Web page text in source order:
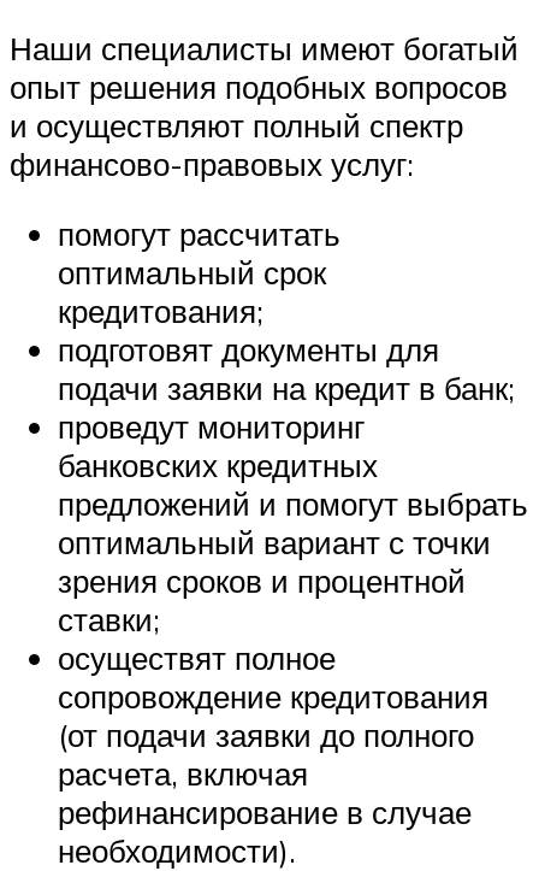
Наши специалисты имеют богатый
опыт решения подобных вопросов
и осуществляют полный спектр
финансово-правовых услуг:
помогут рассчитать
оптимальный срок
кредитования;
подготовят документы для
подачи заявки на кредит в банк;
проведут мониторинг
банковских кредитных
предложений и помогут выбрать
оптимальный вариант с точки
зрения сроков и процентной
ставки;
осуществят полное
сопровождение кредитования
(от подачи заявки до полного
расчета, включая
рефинансирование в случае
необходимости).